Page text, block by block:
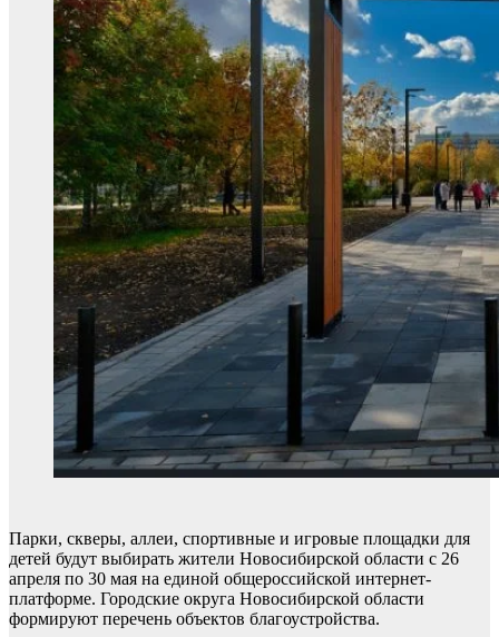
Парки, скверы, аллеи, спортивные и игровые площадки для
детей будут выбирать жители Новосибирской области с 26
апреля по 30 мая на единой общероссийской интернет-
платформе. Городские округа Новосибирской области
формируют перечень объектов благоустройства.